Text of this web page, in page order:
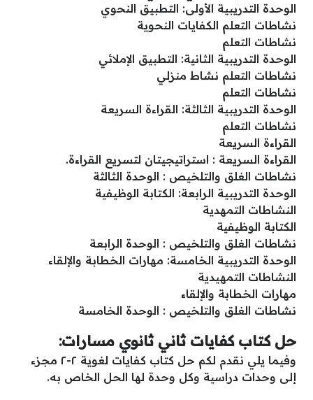
الوحدة التدريبية الأولى: التطبيق النحوي
نشاطات التعلم الكفايات النحوية
نشاطات التعلم
الوحدة التدريبية الثانية: التطبيق الإملائي
نشاطات التعلم نشاط منزلي
نشاطات التعلم
الوحدة التدريبية الثالثة: القراءة السريعة
نشاطات التعلم
القراءة السريعة
القراءة السريعة : استراتيجيتان لتسريع القراءة.
نشاطات الغلق والتلخيص : الوحدة الثالثة
الوحدة التدريبية الرابعة: الكتابة الوظيفية
النشاطات التمهدية
الكتابة الوظيفية
نشاطات الغلق والتلخيص : الوحدة الرابعة
الوحدة التدريبية الخامسة: مهارات الخطابة والإلقاء
النشاطات التمهيدية
مهارات الخطابة والإلقاء
نشاطات الغلق والتلخيص : الوحدة الخامسة
حل كتاب كفايات ثاني ثانوي مسارات:
وفيما يلي نقدم لكم حل كتاب كفايات لغوية ٢-٢ مجزء
إلى وحدات دراسية وكل وحدة لها الحل الخاص به.